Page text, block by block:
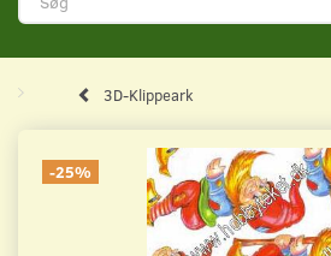
3D-Klippeark
-25%